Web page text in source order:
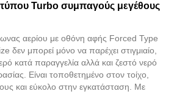
Turbo συμπαγούς μεγέθους
αερίου με οθόνη αφής Forced Type
δεν μπορεί μόνο να παρέχει στιγμιαίο,
κατά παραγγελία αλλά και ζεστό νερό
Είναι τοποθετημένο στον τοίχο,
και εύκολο στην εγκατάσταση. Με